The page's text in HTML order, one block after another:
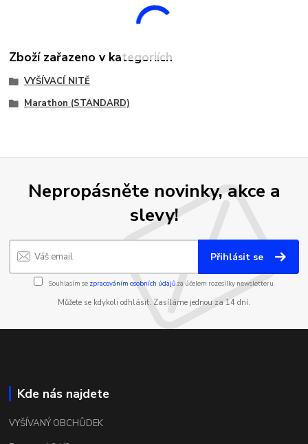
Zboží zařazeno v kategoriích
VYŠÍVACÍ NITĚ
Marathon (STANDARD)
Nepropásněte novinky, akce a
slevy!
Přihlásit se
Souhlasím se zpracováním osobních údajůza účelem rozesílky newsletteru.
Můžete se kdykoli odhlásit. Zasíláme jednou za 14 dní.
Kde nás najdete
VYŠÍVANÝ OBCHŮDEK